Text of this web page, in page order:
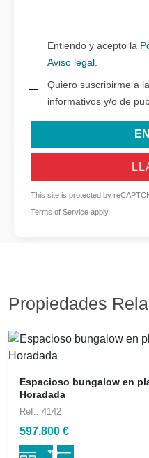
Entiendo y acepto la
Aviso legal
Quiero suscribirme a
informativos y/o de
This site is protected by
Terms of Service apply.
Propiedades
Espacioso bungalow en
Horadada
Ref.: 4142
597.800 €